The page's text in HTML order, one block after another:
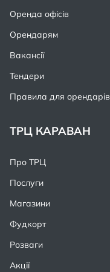
Оренда офісів
Орендарям
Вакансії
Тендери
Правила для орендарів
ТРЦ КАРАВАН
Про ТРЦ
Послуги
Магазини
Фудкорт
Розваги
Акції